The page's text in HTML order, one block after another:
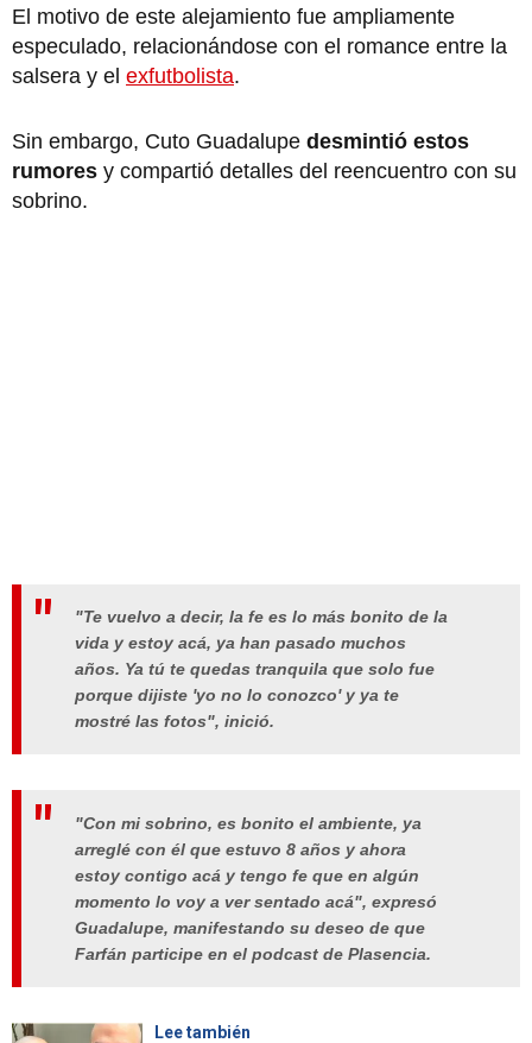
El motivo de este alejamiento fue ampliamente
especulado, relacionándose con el romance entre la
salsera y el exfutbolista.
Sin embargo, Cuto Guadalupe desmintió estos
rumores y compartió detalles del reencuentro con su
sobrino.
"Te vuelvo a decir, la fe es lo más bonito de la
vida y estoy acá, ya han pasado muchos
años. Ya tú te quedas tranquila que solo fue
porque dijiste 'yo no lo conozco' y ya te
mostré las fotos", inició.
"Con mi sobrino, es bonito el ambiente, ya
arreglé con él que estuvo 8 años y ahora
estoy contigo acá y tengo fe que en algún
momento lo voy a ver sentado acá", expresó
Guadalupe, manifestando su deseo de que
Farfán participe en el podcast de Plasencia.
Lee también